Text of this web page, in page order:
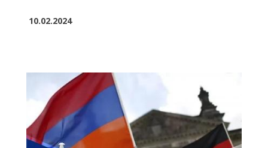
10.02.2024